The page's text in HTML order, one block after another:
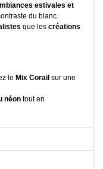
estivales et
du blanc.
que les créations
le Mix Corail sur une
néon tout en